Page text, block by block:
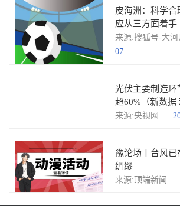
皮海洲：科学合
应从三方面着手
来源:搜狐号-大河
07
光伏主要制造环
超60%（新数据
来源:央视网
豫论场丨台风已
绸缪
来源:顶端新闻